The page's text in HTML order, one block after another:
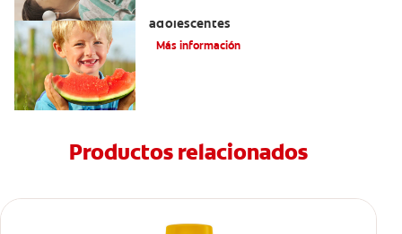
adolescentes
Más información
Productos relacionados